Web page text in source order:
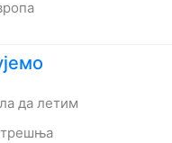
да летим
трешња